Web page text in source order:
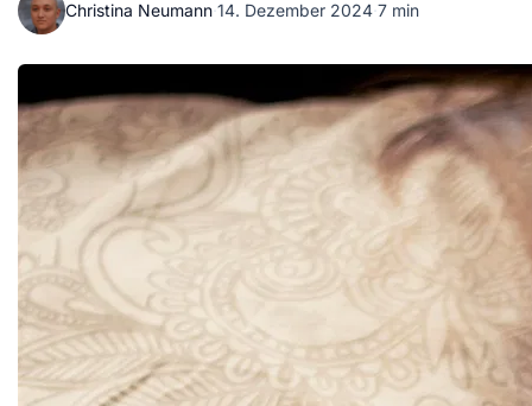
Christina Neumann·14. Dezember 2024·7 min